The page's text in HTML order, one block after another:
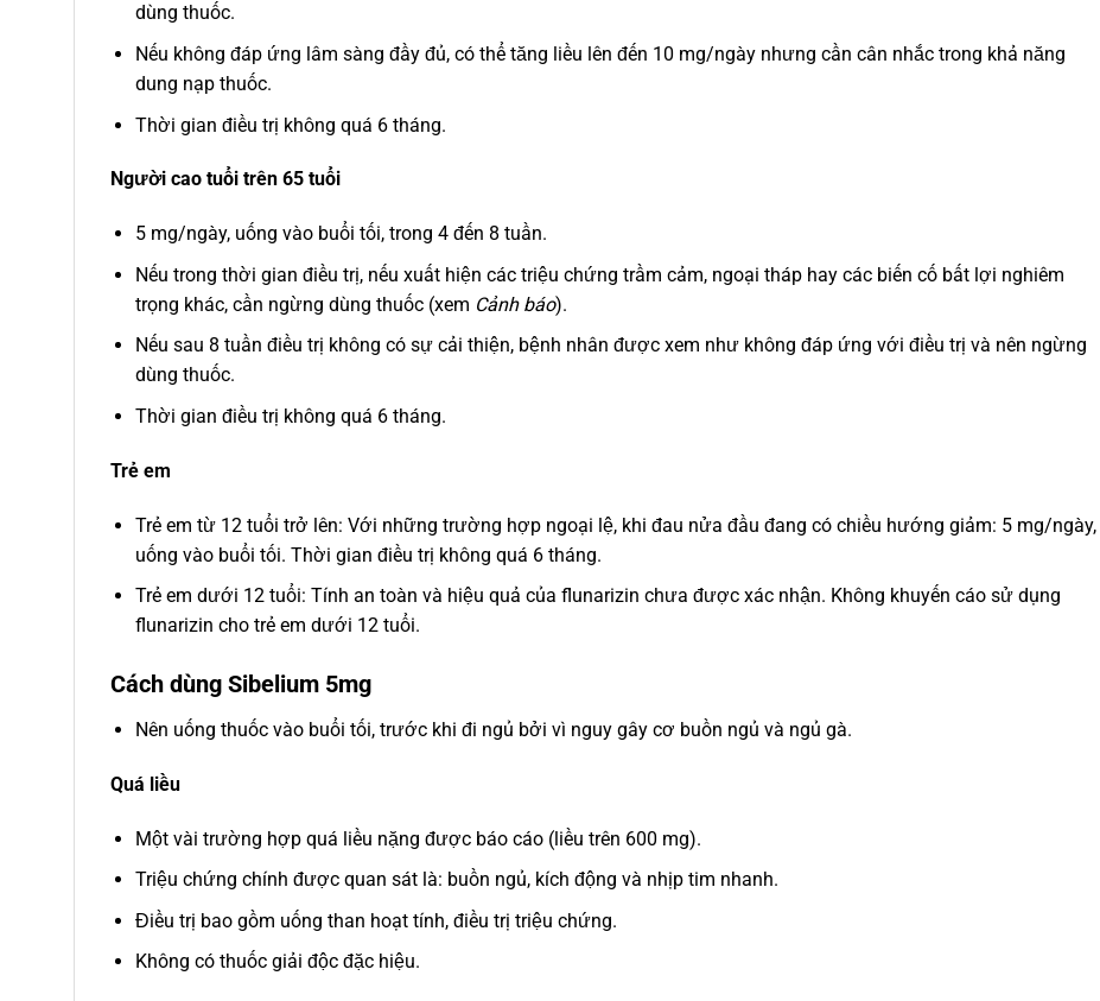
dùng thuốc.
Nếu không đáp ứng lâm sàng đầy đủ, có thể tăng liều lên đến 10 mg/ngày nhưng cần cân nhắc trong khả năng
dung nạp thuốc.
Thời gian điều trị không quá 6 tháng.
Người cao tuổi trên 65 tuổi
5 mg/ngày, uống vào buổi tối, trong 4 đến 8 tuần.
Nếu trong thời gian điều trị, nếu xuất hiện các triệu chứng trầm cảm, ngoại tháp hay các biến cố bất lợi nghiêm
trọng khác, cần ngừng dùng thuốc (xem Cảnh báo).
Nếu sau 8 tuần điều trị không có sự cải thiện, bệnh nhân được xem như không đáp ứng với điều trị và nên ngừng
dùng thuốc.
Thời gian điều trị không quá 6 tháng.
Trẻ em
Trẻ em từ 12 tuổi trở lên: Với những trường hợp ngoại lệ, khi đau nửa đầu đang có chiều hướng giảm: 5 mg/ngày,
uống vào buổi tối. Thời gian điều trị không quá 6 tháng.
Trẻ em dưới 12 tuổi: Tính an toàn và hiệu quả của flunarizin chưa được xác nhận. Không khuyến cáo sử dụng
flunarizin cho trẻ em dưới 12 tuổi.
Cách dùng Sibelium 5mg
Nên uống thuốc vào buổi tối, trước khi đi ngủ bởi vì nguy gây cơ buồn ngủ và ngủ gà.
Quá liều
Một vài trường hợp quá liều nặng được báo cáo (liều trên 600 mg).
Triệu chứng chính được quan sát là: buồn ngủ, kích động và nhịp tim nhanh.
Điều trị bao gồm uống than hoạt tính, điều trị triệu chứng.
Không có thuốc giải độc đặc hiệu.